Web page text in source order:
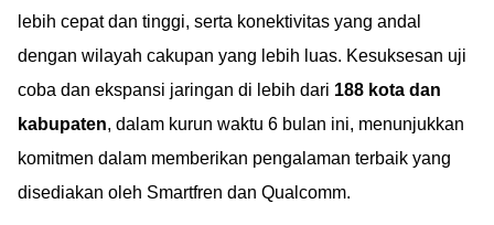
lebih cepat dan tinggi, serta konektivitas yang andal
dengan wilayah cakupan yang lebih luas. Kesuksesan uji
coba dan ekspansi jaringan di lebih dari 188 kota dan
kabupaten, dalam kurun waktu 6 bulan ini, menunjukkan
komitmen dalam memberikan pengalaman terbaik yang
disediakan oleh Smartfren dan Qualcomm.